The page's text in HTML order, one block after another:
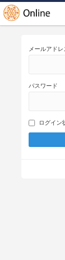
メールアドレ
パスワード
ログイン